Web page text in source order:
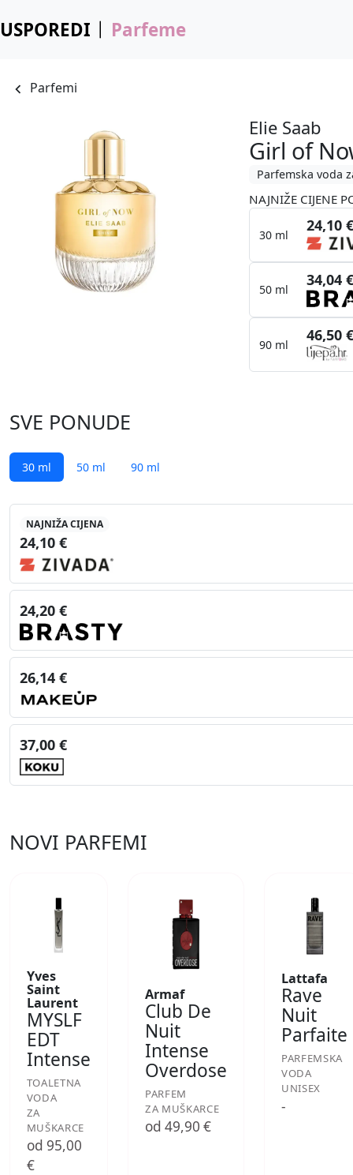
USPOREDI Parfeme
Parfemi
Elie Saab
Girl of
Parfemska voda
NAJNIŽE CIJENE
30 ml
24,10
50 ml
34,04
90 ml
46,50
SVE PONUDE
30 ml 50 ml 90 ml
NAJNIŽA CIJENA
24,10 €
24,20 €
26,14 €
37,00 €
NOVI PARFEMI
Yves
Saint
Laurent
MYSLF
EDT
Intense
TOALETNA
VODA
ZA
MUŠKARCE
od 95,00
€
Armaf
Club De
Nuit
Intense
Overdose
PARFEM
ZA MUŠKARCE
od 49,90 €
Lattafa
Rave
Nuit
Parfaite
PARFEMSKA
VODA
UNISEX
-